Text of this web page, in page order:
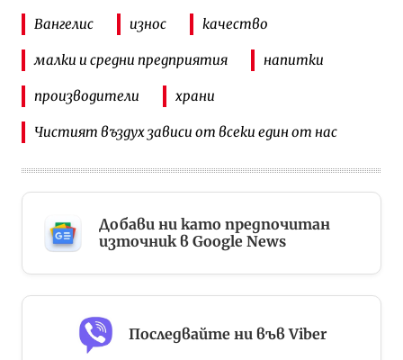
Вангелис износ качество
малки и средни предприятия напитки
производители храни
Чистият въздух зависи от всеки един от нас
Добави ни като предпочитан
източник в Google News
Последвайте ни във Viber